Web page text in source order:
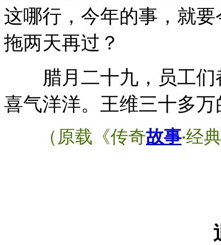
这哪行，今年的事，就
拖两天再过？
腊月二十九，员工们
喜气洋洋。王维三十多
（原载《传奇故事·经